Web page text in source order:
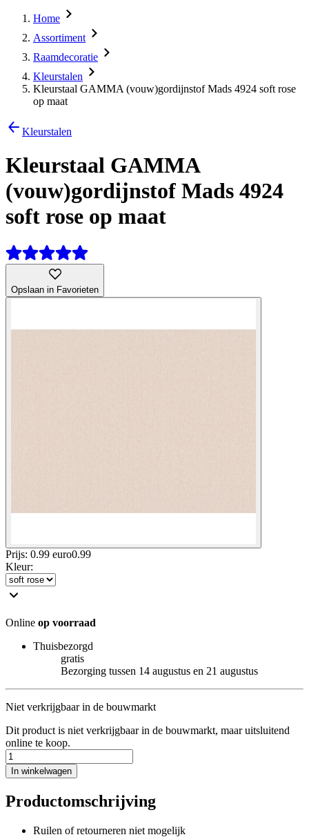
Home
Assortiment
Raamdecoratie
Kleurstalen
Kleurstaal GAMMA (vouw)gordijnstof Mads 4924 soft rose
op maat
Kleurstalen
Kleurstaal GAMMA
(vouw)gordijnstof Mads 4924
soft rose op maat
Opslaan in Favorieten
Prijs: 0.99 euro0.99
Kleur:
Online op voorraad
Thuisbezorgd
gratis
Bezorging tussen 14 augustus en 21 augustus
Niet verkrijgbaar in de bouwmarkt
Dit product is niet verkrijgbaar in de bouwmarkt, maar uitsluitend
online te koop.
In winkelwagen
Productomschrijving
Ruilen of retourneren niet mogelijk